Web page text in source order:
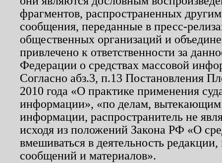
фрагментов, распространенных
сообщения, переданные в пресс-
общественных организаций и
привлечено к ответственности за
Федерации о средствах массовой
Согласно абз.3, п.13 Постановления
2010 года «О практике применения
информации», «по делам, вытекающим
информации, распространитель не
исходя из положений Закона РФ «О
вмешиваться в деятельность
сообщений и материалов».